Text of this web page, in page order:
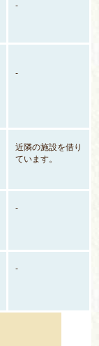
-
-
近隣の施設を借り
ています。
-
-